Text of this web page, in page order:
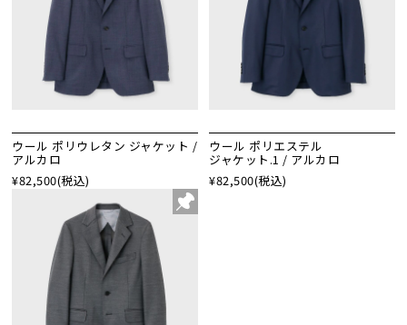
ウール ポリウレタン ジャケット /
アルカロ
¥82,500(税込)
ウール ポリエステル
ジャケット.1 / アルカロ
¥82,500(税込)